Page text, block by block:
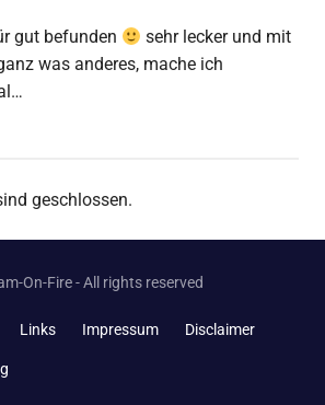
gut befunden
sehr lecker und mit
was anderes, mache ich
geschlossen.
On-Fire - All rights reserved
Links Impressum Disclaimer